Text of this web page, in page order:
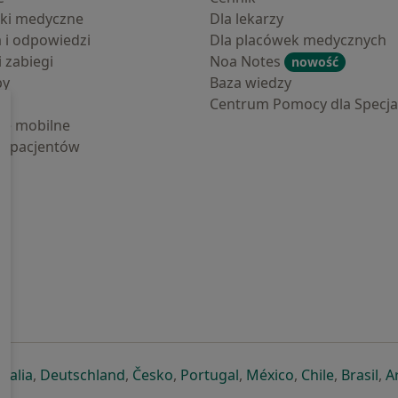
medyczne
i odpowiedzi
zabiegi
mobilne
pacjentów
Dla lekarzy
Dla placówek medycznych
Noa Notes
nowość
Baza wiedzy
Centrum Pomocy dla
karcie
w nowej karcie
się w nowej karcie
Italiaotwiera się w nowej karcie
, Deutschlandotwiera się w nowej karcie
, Českootwiera się w nowej karcie
, Portugalotwiera się w nowej
, Méxicootwiera się w
, Chileotwiera
, Brasil,